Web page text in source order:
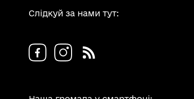
Слідкуй за нами тут: